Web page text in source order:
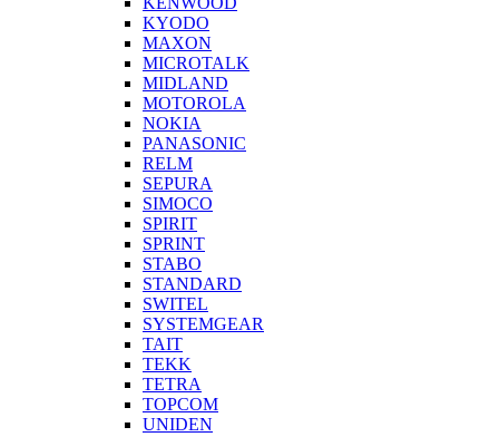
KYODO
MAXON
MICROTALK
MIDLAND
MOTOROLA
NOKIA
PANASONIC
RELM
SEPURA
SIMOCO
SPIRIT
SPRINT
STABO
STANDARD
SWITEL
SYSTEMGEAR
TAIT
TEKK
TETRA
TOPCOM
UNIDEN